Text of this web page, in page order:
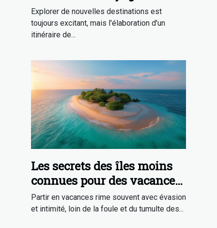
équilibré et excitant
Explorer de nouvelles destinations est
toujours excitant, mais l'élaboration d'un
itinéraire de...
Les secrets des îles moins
connues pour des vacances
en toute intimité
Partir en vacances rime souvent avec évasion
et intimité, loin de la foule et du tumulte des...